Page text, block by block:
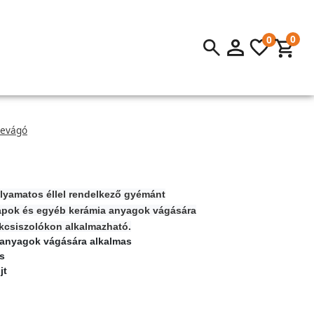
0 0
éllel rendelkező gyémánt
és egyéb kerámia anyagok vágására
alkalmazható.
vágására alkalmas